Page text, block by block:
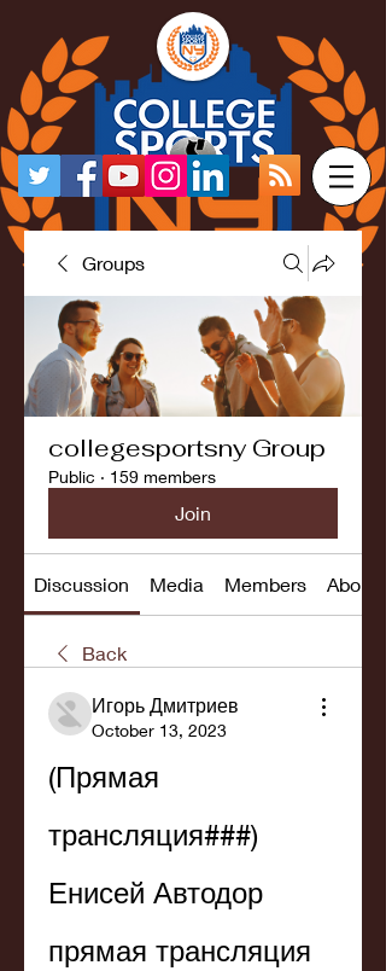
Groups
collegesportsny Group
Public · 159 members
Join
Discussion Media Members About
Back
Игорь Дмитриев
October 13, 2023
(Прямая
трансляция###)
Енисей Автодор
прямая трансляция